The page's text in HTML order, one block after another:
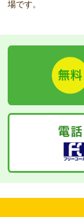
場です。